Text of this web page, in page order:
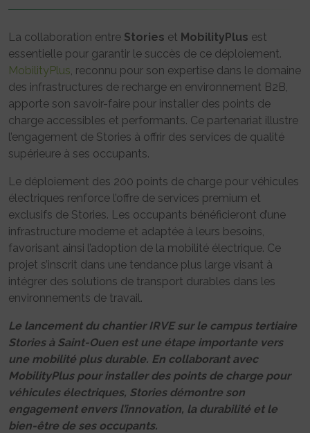
La collaboration entre Stories et MobilityPlus est
essentielle pour garantir le succès de ce déploiement.
MobilityPlus, reconnu pour son expertise dans le domaine
des infrastructures de recharge en environnement B2B,
apporte son savoir-faire pour installer des points de
charge accessibles et performants. Ce partenariat illustre
l’engagement de Stories à offrir des services de qualité
supérieure à ses occupants.
Le déploiement des 200 points de charge pour véhicules
électriques renforce l’offre de services premium et
exclusifs de Stories. Les occupants bénéficieront d’une
infrastructure moderne et adaptée à leurs besoins,
favorisant ainsi l’adoption de la mobilité électrique. Ce
projet s’inscrit dans une tendance plus large visant à
intégrer des solutions de transport durables dans les
environnements de travail.
Le lancement du chantier IRVE sur le campus tertiaire
Stories à Saint-Ouen est une étape importante vers
une mobilité plus durable. En collaborant avec
MobilityPlus pour installer des points de charge pour
véhicules électriques, Stories démontre son
engagement envers l’innovation, la durabilité et le
bien-être de ses occupants.